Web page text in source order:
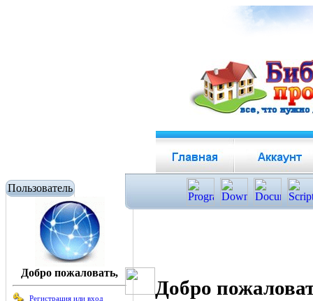
Пользователь
Добро пожаловать,
Регистрация или вход
Добро